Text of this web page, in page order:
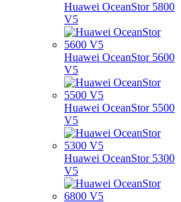
Huawei OceanStor 5800
V5
Huawei OceanStor 5600
V5
Huawei OceanStor 5500
V5
Huawei OceanStor 5300
V5